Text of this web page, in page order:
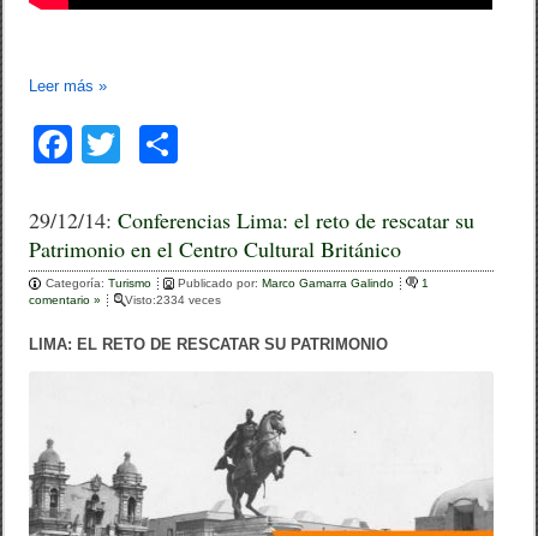
Leer más»
F
c
e
b
o
tt
er
m
p
ar
tir
29/12/14:Conferencias Lima: el reto de rescatar su
Patrimonio en el Centro Cultural Británico
Categoría:Turismo Publicado por: Marco Gamarra Galindo
1
comentario »
Visto:2334 veces
LIMA: EL RETO DE RESCATAR SU PATRIMONIO